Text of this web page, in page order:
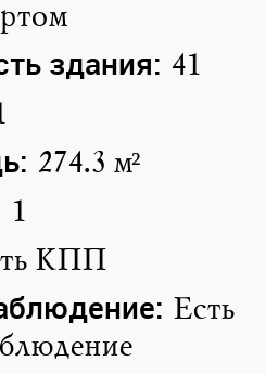
здания: 41
274.3 м²
1
КПП
Есть